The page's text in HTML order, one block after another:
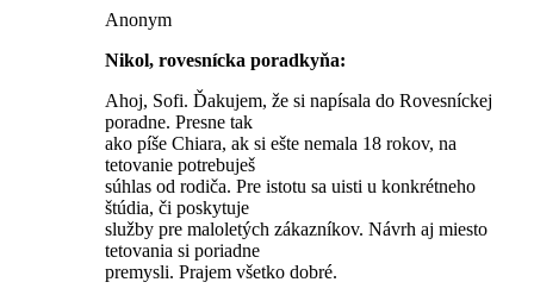
Anonym
Nikol, rovesnícka poradkyňa:
Ahoj, Sofi. Ďakujem, že si napísala do Rovesníckej
poradne. Presne tak
ako píše Chiara, ak si ešte nemala 18 rokov, na
tetovanie potrebuješ
súhlas od rodiča. Pre istotu sa uisti u konkrétneho
štúdia, či poskytuje
služby pre maloletých zákazníkov. Návrh aj miesto
tetovania si poriadne
premysli. Prajem všetko dobré.